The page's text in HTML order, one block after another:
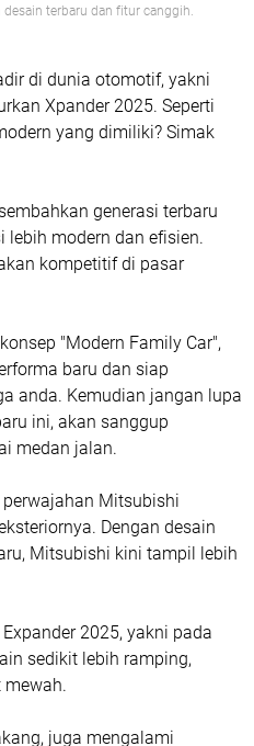
terbaru dan fitur canggih.
di dunia otomotif, yakni
Xpander 2025. Seperti
yang dimiliki? Simak
generasi terbaru
lebih modern dan efisien.
kompetitif di pasar
"Modern Family Car",
baru dan siap
anda. Kemudian jangan lupa
ini, akan sanggup
medan jalan.
Mitsubishi
Dengan desain
Mitsubishi kini tampil lebih
2025, yakni pada
sedikit lebih ramping,
juga mengalami